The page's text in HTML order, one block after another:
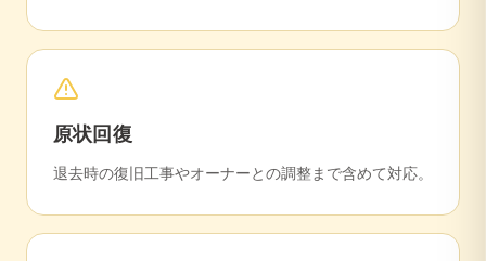
原状回復
退去時の復旧工事やオーナーとの調整まで含めて対応。